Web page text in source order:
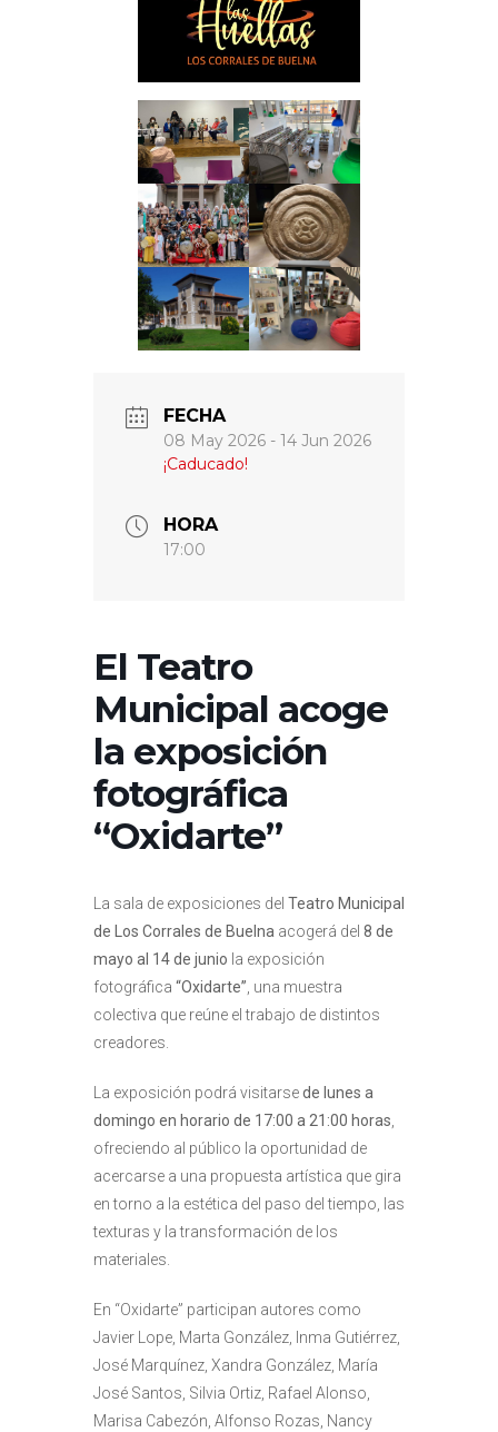
FECHA
08 May 2026 - 14 Jun 2026
¡Caducado!
HORA
17:00
El Teatro
Municipal acoge
la exposición
fotográfica
“Oxidarte”
La sala de exposiciones del Teatro Municipal
de Los Corrales de Buelna acogerá del 8 de
mayo al 14 de junio la exposición
fotográfica “Oxidarte” , una muestra
colectiva que reúne el trabajo de distintos
creadores.
La exposición podrá visitarsede lunes a
domingo en horario de 17:00 a 21:00 horas
ofreciendo al público la oportunidad de
acercarse a una propuesta artística que gira
en torno a la estética del paso del tiempo, las
texturas y la transformación de los
materiales.
En “Oxidarte” participan autores como
Javier Lope, Marta González, Inma Gutiérrez,
José Marquínez, Xandra González, María
José Santos, Silvia Ortiz, Rafael Alonso,
Marisa Cabezón, Alfonso Rozas, Nancy